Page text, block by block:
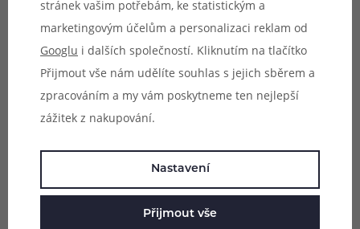
stránek vašim potřebám, ke statistickým a
marketingovým účelům a personalizaci reklam od
Googlu i dalších společností. Kliknutím na tlačítko
Přijmout vše nám udělíte souhlas s jejich sběrem a
zpracováním a my vám poskytneme ten nejlepší
zážitek z nakupování.
Nastavení
Přijmout vše